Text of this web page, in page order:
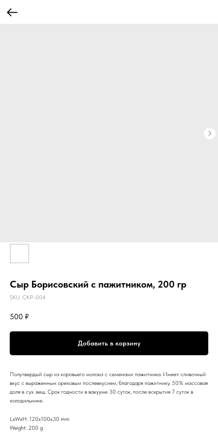
Сыр Борисовский с пажитником, 200 гр
SKU: СКР-004
500 ₽
Добавить в корзину
Полутвердый сыр из коровьего молока с семенами пажитника. Имеет сливочный
вкус с выраженным ореховым послевкусием, благодаря пажитнику. 50% массовая
доля в сух. вещ. Срок годности в вакууме 30 суток, после вскрытия 7 суток в
холодильнике.
LxWxH: 120x100x30 mm
Weight: 200 g